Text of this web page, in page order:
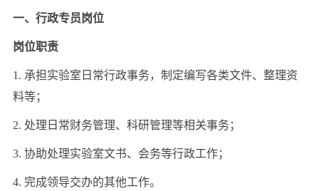
一、行政专员岗位
岗位职责
1. 承担实验室日常行政事务，制定编写各类文件、整理资
料等；
2. 处理日常财务管理、科研管理等相关事务；
3. 协助处理实验室文书、会务等行政工作；
4. 完成领导交办的其他工作。